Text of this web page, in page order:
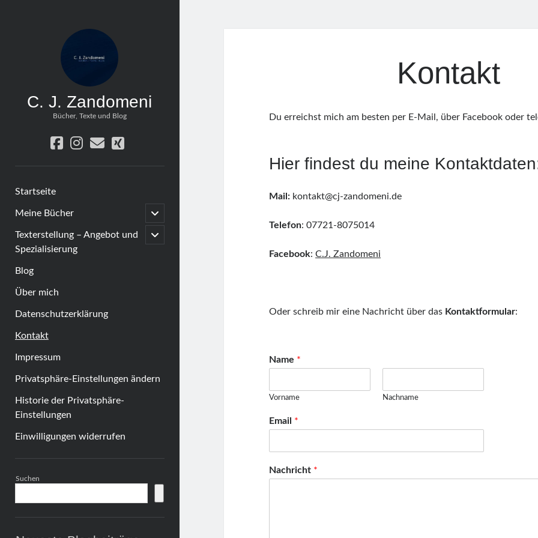
C. J. Zandomeni
Bücher, Texte und Blog
facebook
instagram
emailxing
Startseite
Meine Bücher
open
child
menu
Texterstellung – Angebot und
Spezialisierung
open
child
Blog
Über mich
Datenschutzerklärung
Kontakt
Impressum
Privatsphäre-Einstellungen ändern
Historie der Privatsphäre-
Einstellungen
Einwilligungen widerrufen
Suchen
Kontakt
Du erreichst mich am besten per E-Mail, über Facebook oder
Hier findest du meine
Mail: kontakt@cj-zandomeni.de
Telefon: 07721-8075014
Facebook:C.J. Zandomeni
Oder schreib mir eine Nachricht über das Kontaktformular:
Name *
Vorname Nachname
Email *
Nachricht *